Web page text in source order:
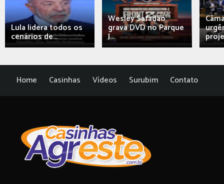
Lula lidera todos os
cenários de...
Wesley Safadão
grava DVD no Parque
J...
Home Casinhas Vídeos Surubim Contato